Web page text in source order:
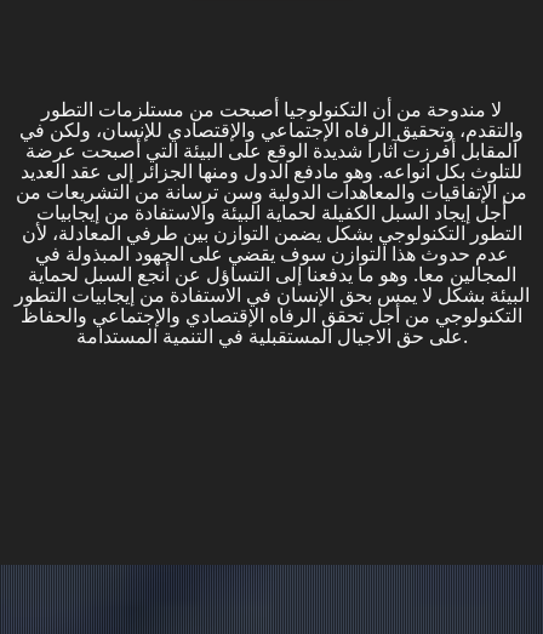
لا مندوحة من أن التكنولوجيا أصبحت من مستلزمات التطور
والتقدم، وتحقيق الرفاه الإجتماعي والإقتصادي للإنسان، ولكن في
المقابل أفرزت آثارا شديدة الوقع على البيئة التي أصبحت عرضة
للتلوث بكل انواعه. وهو مادفع الدول ومنها الجزائر إلى عقد العديد
من الإتفاقيات والمعاهدات الدولية وسن ترسانة من التشريعات من
أجل إيجاد السبل الكفيلة لحماية البيئة والاستفادة من إيجابيات
التطور التكنولوجي بشكل يضمن التوازن بين طرفي المعادلة، لأن
عدم حدوث هذا التوازن سوف يقضي على الجهود المبذولة في
المجالين معا. وهو ما يدفعنا إلى التساؤل عن أنجع السبل لحماية
البيئة بشكل لا يمس بحق الإنسان في الاستفادة من إيجابيات التطور
التكنولوجي من أجل تحقق الرفاه الإقتصادي والإجتماعي والحفاظ
على حق الاجيال المستقبلية في التنمية المستدامة.